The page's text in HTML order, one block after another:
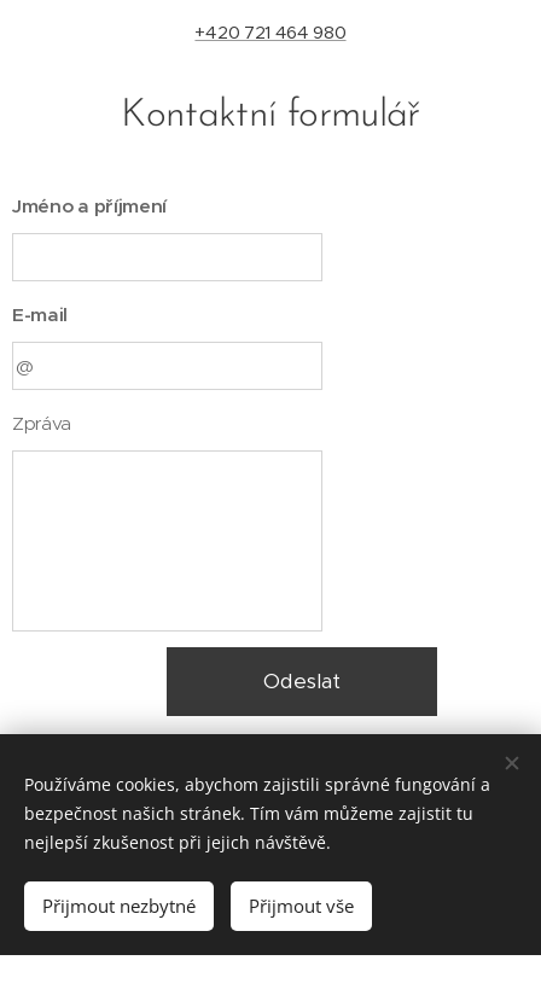
+420 721 464 980
Kontaktní formulář
Jméno a příjmení
E-mail
Zpráva
Odeslat
© 2025 Zateplení fasády Praha |Lokality
Vytvořeno službou Webnode
Používáme cookies, abychom zajistili správné fungování a
bezpečnost našich stránek. Tím vám můžeme zajistit tu
nejlepší zkušenost při jejich návštěvě.
Přijmout nezbytné Přijmout vše